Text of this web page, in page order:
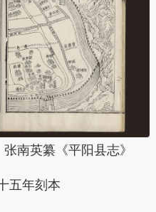
南英纂《平阳县志》
五年刻本